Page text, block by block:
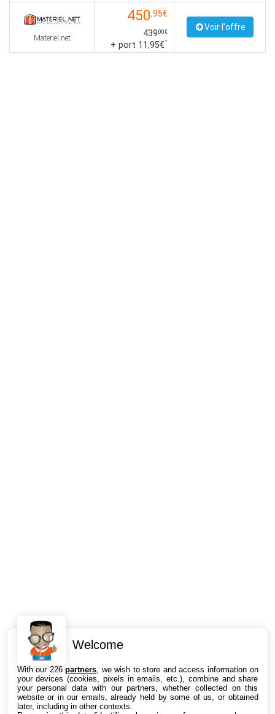
Materiel.net
450,95€
439,00€
+ port 11,95€*
Voir l'offre
Intéressant ? Partagez !
Welcome
With our 226partners , we wish to store and access information on
your devices (cookies, pixels in emails, etc.), combine and share
your personal data with our partners, whether collected on this
website or in our emails, already held by some of us, or obtained
later, including in other contexts.